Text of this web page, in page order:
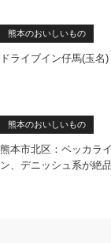
熊本のおいしいもの
ドライブイン仔馬(玉名)
熊本のおいしいもの
熊本市北区：ベッカラ
ン、デニッシュ系が絶